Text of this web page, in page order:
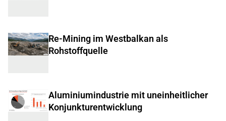
Re-Mining im Westbalkan als
Rohstoffquelle
Aluminiumindustrie mit uneinheitlicher
Konjunkturentwicklung